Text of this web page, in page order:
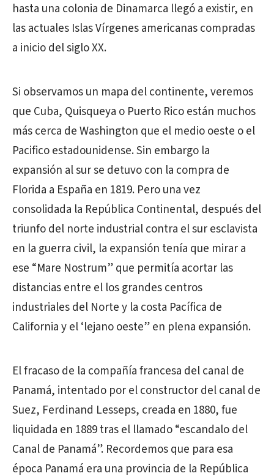
hasta una colonia de Dinamarca llegó a existir, en
las actuales Islas Vírgenes americanas compradas
a inicio del siglo XX.
Si observamos un mapa del continente, veremos
que Cuba, Quisqueya o Puerto Rico están muchos
más cerca de Washington que el medio oeste o el
Pacifico estadounidense. Sin embargo la
expansión al sur se detuvo con la compra de
Florida a España en 1819. Pero una vez
consolidada la República Continental, después del
triunfo del norte industrial contra el sur esclavista
en la guerra civil, la expansión tenía que mirar a
ese “Mare Nostrum” que permitía acortar las
distancias entre el los grandes centros
industriales del Norte y la costa Pacífica de
California y el ‘lejano oeste” en plena expansión.
El fracaso de la compañía francesa del canal de
Panamá, intentado por el constructor del canal de
Suez, Ferdinand Lesseps, creada en 1880, fue
liquidada en 1889 tras el llamado “escandalo del
Canal de Panamá”. Recordemos que para esa
época Panamá era una provincia de la República